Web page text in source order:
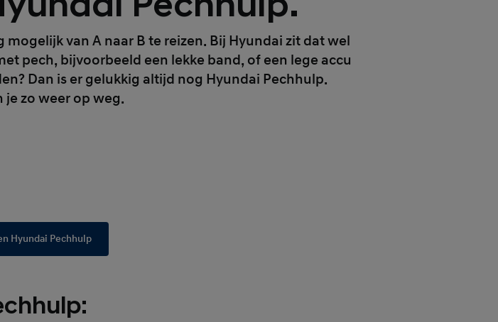
van A naar B te reizen. Bij Hyundai zit dat wel
pech, bijvoorbeeld een lekke band, of een lege accu
Dan is er gelukkig altijd nog Hyundai Pechhulp.
je zo weer op weg.
Hyundai Pechhulp